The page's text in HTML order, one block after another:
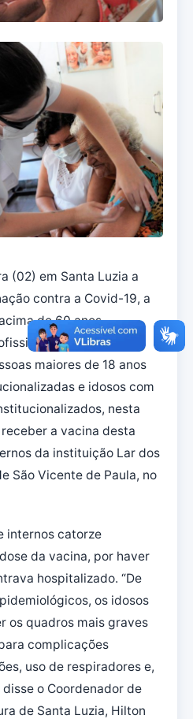
(02) em Santa Luzia a
contra a Covid-19, a
de 60 anos
da Atenção
maiores de 18 anos
e idosos com
nesta
a vacina desta
da instituição Lar dos
São Vicente de Paula, no
internos catorze
da vacina, por haver
hospitalizado. “De
os idosos
os quadros mais graves
complicações
uso de respiradores e,
o Coordenador de
de Santa Luzia, Hilton